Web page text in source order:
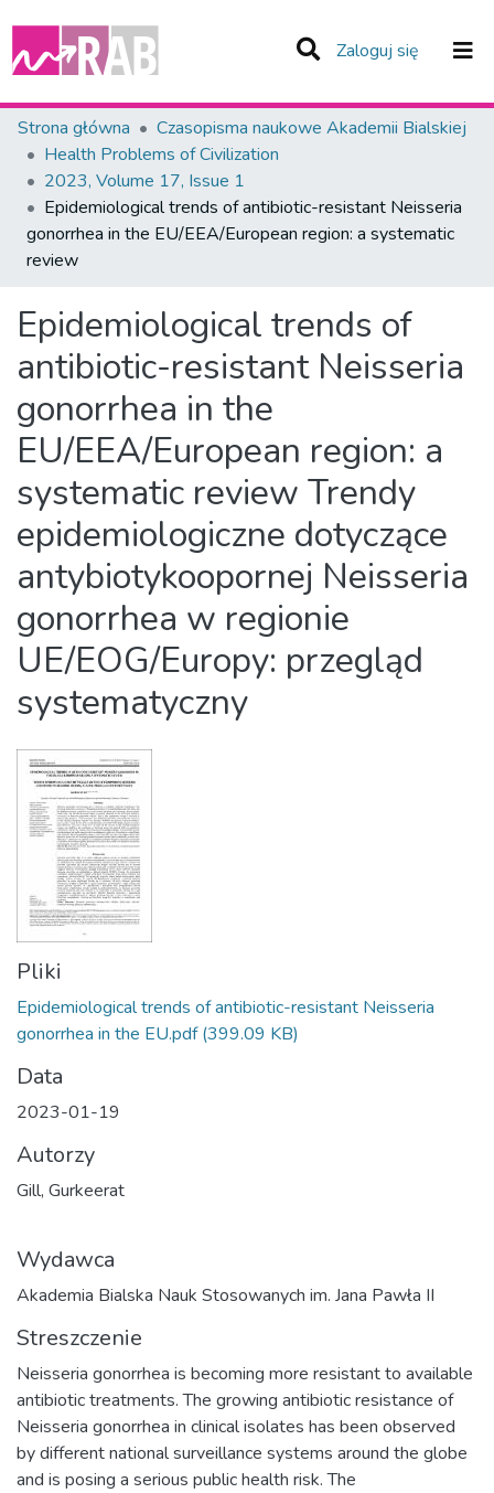
Zaloguj się (current)
Zespoły i Kolekcje
Statystyka
Całe Repozytorium
Strona główna
Czasopisma naukowe Akademii Bialskiej
Health Problems of Civilization
2023, Volume 17, Issue 1
Epidemiological trends of antibiotic-resistant Neisseria
gonorrhea in the EU/EEA/European region: a systematic
review
Epidemiological trends of
antibiotic-resistant Neisseria
gonorrhea in the
EU/EEA/European region: a
systematic review Trendy
epidemiologiczne dotyczące
antybiotykoopornej Neisseria
gonorrhea w regionie
UE/EOG/Europy: przegląd
systematyczny
Pliki
Epidemiological trends of antibiotic-resistant Neisseria
gonorrhea in the EU.pdf (399.09 KB)
Data
2023-01-19
Autorzy
Gill, Gurkeerat
Wydawca
Akademia Bialska Nauk Stosowanych im. Jana Pawła II
Streszczenie
Neisseria gonorrhea is becoming more resistant to available
antibiotic treatments. The growing antibiotic resistance of
Neisseria gonorrhea in clinical isolates has been observed
by different national surveillance systems around the globe
and is posing a serious public health risk. The